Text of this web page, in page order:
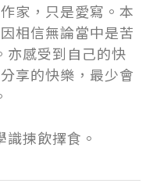
家，只是愛寫。本
相信無論當中是苦
亦感受到自己的快
享的快樂，最少會
揀飲擇食。